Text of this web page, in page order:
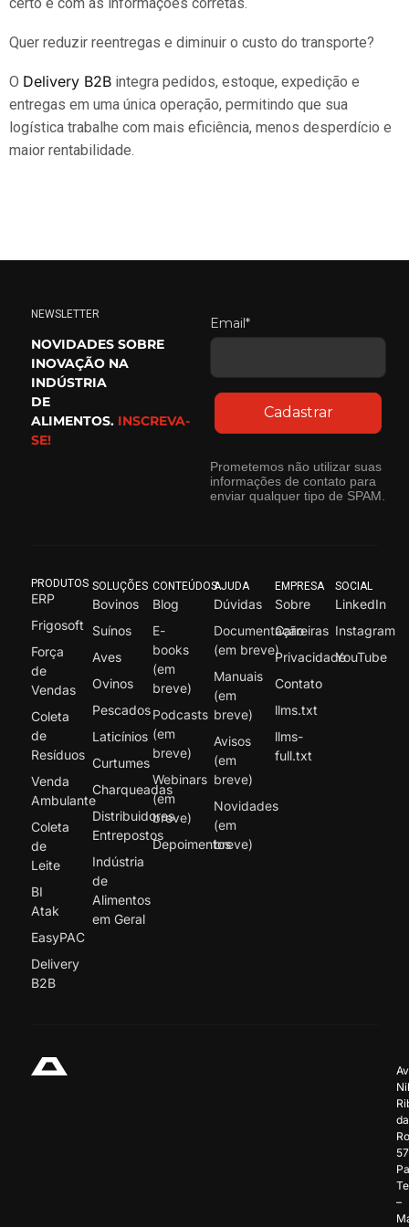
Quer reduzir reentregas e diminuir o custo do transporte?
O Delivery B2B integra pedidos, estoque, expedição e
entregas em uma única operação, permitindo que sua
logística trabalhe com mais eficiência, menos desperdício e
maior rentabilidade.
NEWSLETTER
NOVIDADES SOBRE
INOVAÇÃO NA
INDÚSTRIA
DE
ALIMENTOS. INSCREVA-
SE!
Email*
Cadastrar
Prometemos não utilizar suas
informações de contato para
enviar qualquer tipo de SPAM.
PRODUTOS
ERP
Frigosoft
Força
de
Vendas
Coleta
de
Resíduos
Venda
Ambulante
Coleta
de
Leite
BI
Atak
EasyPAC
Delivery
B2B
SOLUÇÕES
Bovinos
Suínos
Aves
Ovinos
Pescados
Laticínios
Curtumes
Charqueadas
Distribuidores
Entrepostos
Indústria
de
Alimentos
em Geral
CONTEÚDOS
Blog
E-
books
(em
breve)
Podcasts
(em
breve)
Webinars
(em
breve)
Depoimentos
AJUDA
Dúvidas
Documentação
(em breve)
Manuais
(em
breve)
Avisos
(em
breve)
Novidades
(em
breve)
EMPRESA
Sobre
Carreiras
Privacidade
Contato
llms.txt
llms-
full.txt
SOCIAL
LinkedIn
Instagram
YouTube
da
–